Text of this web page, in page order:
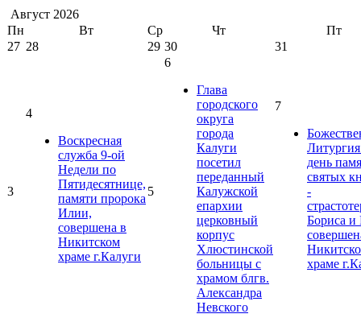
Август 2026
Пн
Вт Ср Чт
Пт
27 28 29 30 31
3
4
Воскресная
служба 9-ой
Недели по
Пятидесятнице,
памяти пророка
Илии,
совершена в
Никитском
храме г.Калуги
5
6
Глава
городского
округа
города
Калуги
посетил
переданный
Калужской
епархии
церковный
корпус
Хлюстинской
больницы с
храмом блгв.
Александра
Невского
7
день
святых
-
Бориса и
храме